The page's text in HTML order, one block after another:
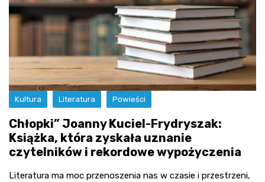
Kultura Literatura Powieści
Chłopki” Joanny Kuciel-Frydryszak:
Książka, która zyskała uznanie
czytelników i rekordowe wypożyczenia
Literatura ma moc przenoszenia nas w czasie i przestrzeni,